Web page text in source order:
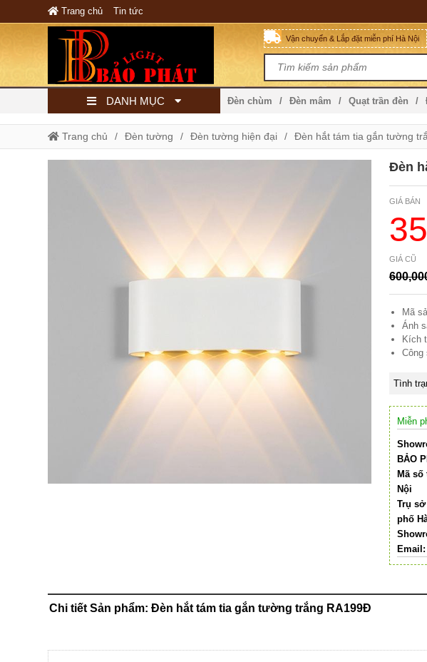
Trang chủ Tin tức
Vận chuyển & Lắp đặt miễn phí Hà Nội
DANH MỤC Đèn chùm Đèn mâm Quạt trần đèn
Trang chủ Đèn tường Đèn tường hiện đại Đèn hắt tám tia gắn tường
Đèn
GIÁ BÁN
GIÁ CŨ
Mã
Ánh
Kích
Công
Tình
Miễn
BẢO
Mã số
Nội
Trụ
phố
Email:
Chi tiết Sản phẩm: Đèn hắt tám tia gắn tường trắng RA199Đ